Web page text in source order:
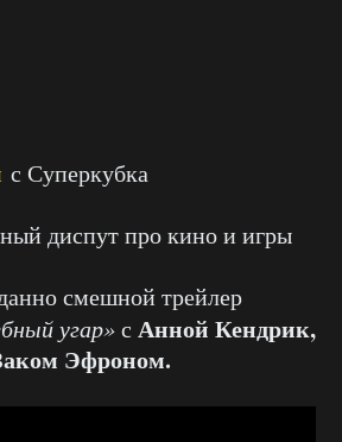
с Суперкубка
диспут про кино и игры
смешной трейлер
угар»с Анной Кендрик,
Эфроном.